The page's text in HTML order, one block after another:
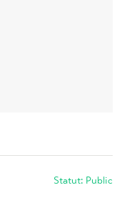
Statut: Public